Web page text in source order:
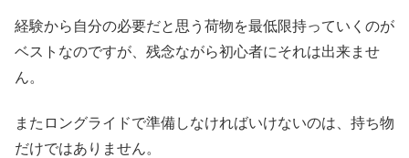
経験から自分の必要だと思う荷物を最低限持っていくのが
ベストなのですが、残念ながら初心者にそれは出来ませ
ん。
またロングライドで準備しなければいけないのは、持ち物
だけではありません。